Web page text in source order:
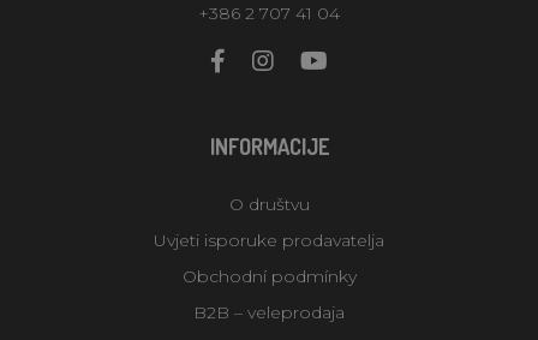
+386 2 707 41 04
INFORMACIJE
O društvu
Uvjeti isporuke prodavatelja
Obchodní podmínky
B2B – veleprodaja